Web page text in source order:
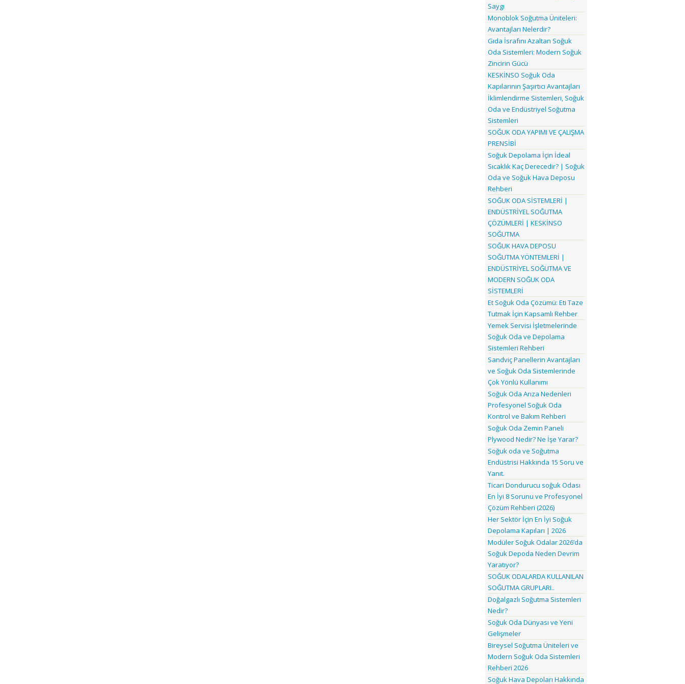
Saygı
Monoblok Soğutma Üniteleri:
Avantajları Nelerdir?
Gıda İsrafını Azaltan Soğuk
Oda Sistemleri: Modern Soğuk
Zincirin Gücü
KESKİNSO Soğuk Oda
Kapılarının Şaşırtıcı Avantajları
İklimlendirme Sistemleri, Soğuk
Oda ve Endüstriyel Soğutma
Sistemleri
SOĞUK ODA YAPIMI VE ÇALIŞMA
PRENSİBİ
Soğuk Depolama İçin İdeal
Sıcaklık Kaç Derecedir? | Soğuk
Oda ve Soğuk Hava Deposu
Rehberi
SOĞUK ODA SİSTEMLERİ |
ENDÜSTRİYEL SOĞUTMA
ÇÖZÜMLERİ | KESKİNSO
SOĞUTMA
SOĞUK HAVA DEPOSU
SOĞUTMA YÖNTEMLERİ |
ENDÜSTRİYEL SOĞUTMA VE
MODERN SOĞUK ODA
SİSTEMLERİ
Et Soğuk Oda Çözümü: Eti Taze
Tutmak İçin Kapsamlı Rehber
Yemek Servisi İşletmelerinde
Soğuk Oda ve Depolama
Sistemleri Rehberi
Sandviç Panellerin Avantajları
ve Soğuk Oda Sistemlerinde
Çok Yönlü Kullanımı
Soğuk Oda Arıza Nedenleri
Profesyonel Soğuk Oda
Kontrol ve Bakım Rehberi
Soğuk Oda Zemin Paneli
Plywood Nedir? Ne İşe Yarar?
Soğuk oda ve Soğutma
Endüstrisi Hakkında 15 Soru ve
Yanıt.
Ticari Dondurucu soğuk Odası
En İyi 8 Sorunu ve Profesyonel
Çözüm Rehberi (2026)
Her Sektör İçin En İyi Soğuk
Depolama Kapıları | 2026
Modüler Soğuk Odalar 2026’da
Soğuk Depoda Neden Devrim
Yaratıyor?
SOĞUK ODALARDA KULLANILAN
SOĞUTMA GRUPLARI..
Doğalgazlı Soğutma Sistemleri
Nedir?
Soğuk Oda Dünyası ve Yeni
Gelişmeler
Bireysel Soğutma Üniteleri ve
Modern Soğuk Oda Sistemleri
Rehberi 2026
Soğuk Hava Depoları Hakkında